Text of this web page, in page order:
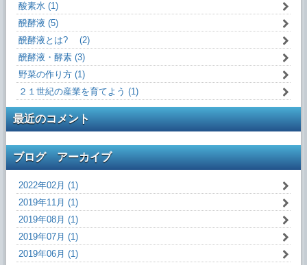
酸素水 (1)
醗酵液 (5)
醗酵液とは? (2)
醗酵液・酵素 (3)
野菜の作り方 (1)
２１世紀の産業を育てよう (1)
最近のコメント
ブログ アーカイブ
2022年02月 (1)
2019年11月 (1)
2019年08月 (1)
2019年07月 (1)
2019年06月 (1)